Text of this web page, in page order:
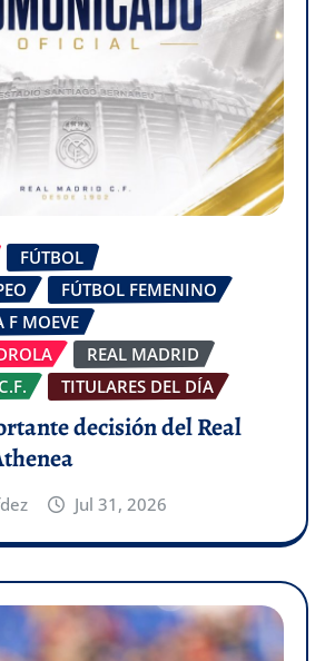
FÚTBOL
FÚTBOL FEMENINO
F MOEVE
REAL MADRID
TITULARES DEL DÍA
decisión del Real
Jul 31, 2026